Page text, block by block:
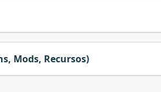
Mods, Recursos)